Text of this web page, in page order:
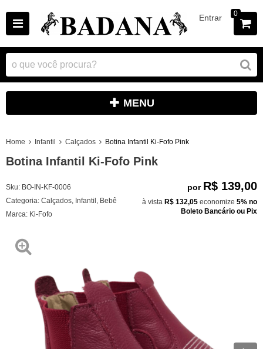
Entrar 0
MENU
Home Infantil Calçados Botina Infantil Ki-Fofo Pink
Botina Infantil Ki-Fofo Pink
Sku: BO-IN-KF-0006
Categoria: Calçados Infantil Bebê
Marca: Ki-Fofo
por R$ 139,00
à vista R$ 132,05 economize 5% no
Boleto Bancário ou Pix